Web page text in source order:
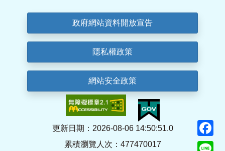
政府網站資料開放宣告
隱私權政策
網站安全政策
更新日期：2026-08-06 14:50:51.0
累積瀏覽人次：477470017